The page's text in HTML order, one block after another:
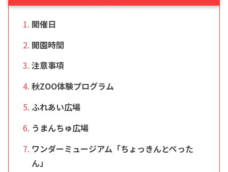
開催日
開園時間
注意事項
秋ZOO体験プログラム
ふれあい広場
うまんちゅ広場
ワンダーミュージアム「ちょっきんとぺった
ん」